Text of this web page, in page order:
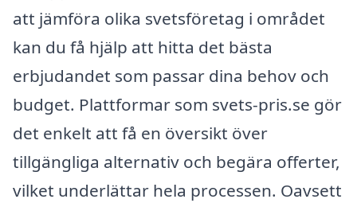
att jämföra olika svetsföretag i området
kan du få hjälp att hitta det bästa
erbjudandet som passar dina behov och
budget. Plattformar som svets-pris.se gör
det enkelt att få en översikt över
tillgängliga alternativ och begära offerter,
vilket underlättar hela processen. Oavsett